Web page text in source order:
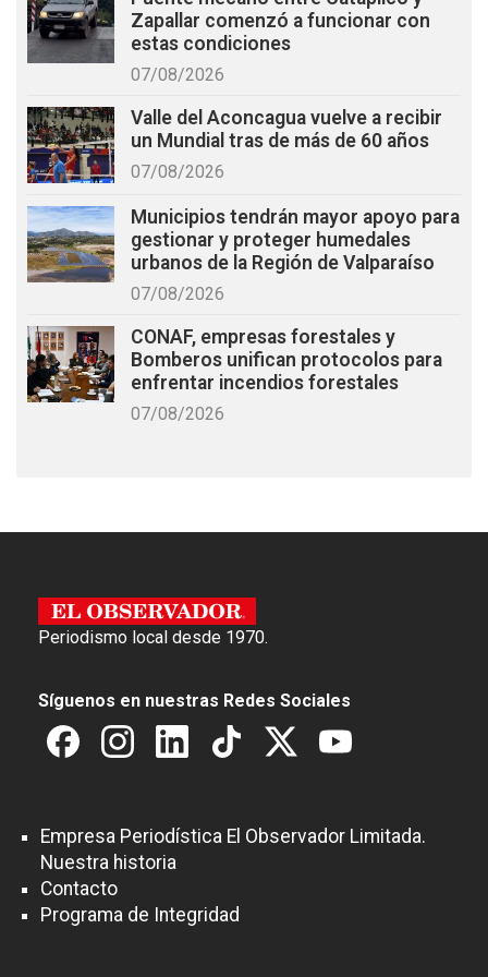
Zapallar comenzó a funcionar con
estas condiciones
07/08/2026
Valle del Aconcagua vuelve a recibir
un Mundial tras de más de 60 años
07/08/2026
Municipios tendrán mayor apoyo para
gestionar y proteger humedales
urbanos de la Región de Valparaíso
07/08/2026
CONAF, empresas forestales y
Bomberos unifican protocolos para
enfrentar incendios forestales
07/08/2026
Periodismo local desde 1970.
Síguenos en nuestras Redes Sociales
Empresa Periodística El Observador Limitada.
Nuestra historia
Contacto
Programa de Integridad